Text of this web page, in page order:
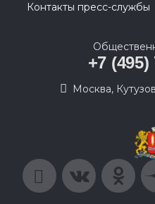
Контакты пресс-службы
+7 (495)
Москва,